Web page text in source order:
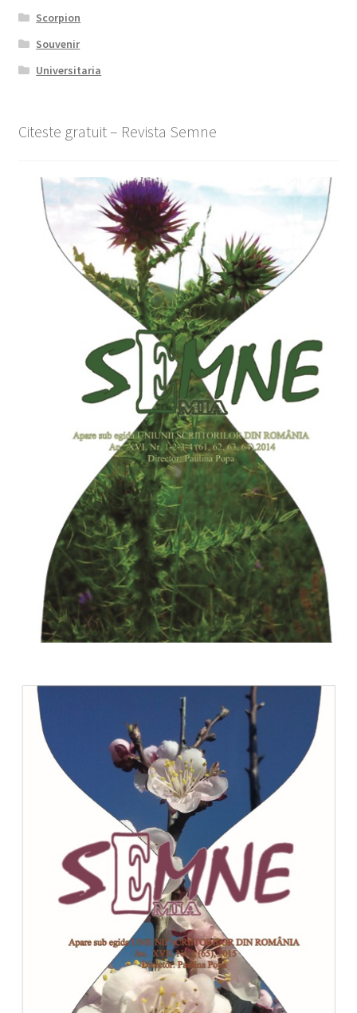
Scorpion
Souvenir
Universitaria
Citeste gratuit – Revista Semne